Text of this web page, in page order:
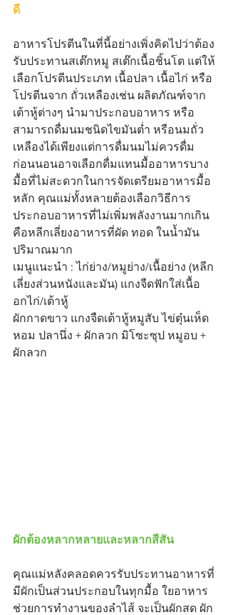
ดี
อาหารโปรตีนในที่นี้อย่างเพิ่งคิดไปว่าต้อง
รับประทานสเต๊กหมู สเต๊กเนื้อชิ้นโต แต่ให้
เลือกโปรตีนประเภท เนื้อปลา เนื้อไก่ หรือ
โปรตีนจาก ถั่วเหลืองเช่น ผลิตภัณฑ์จาก
เต้าหู้ต่างๆ นำมาประกอบอาหาร หรือ
สามารถดื่มนมชนิดไขมันต่ำ หรือนมถั่ว
เหลืองได้เพียงแต่การดื่มนมไม่ควรดื่ม
ก่อนนอนอาจเลือกดื่มแทนมื้ออาหารบาง
มื้อที่ไม่สะดวกในการจัดเตรียมอาหารมื้อ
หลัก คุณแม่ทั้งหลายต้องเลือกวิธีการ
ประกอบอาหารที่ไม่เพิ่มพลังงานมากเกิน
คือหลีกเลี่ยงอาหารที่ผัด ทอด ในน้ำมัน
ปริมาณมาก
เมนูแนะนำ : ไก่ย่าง/หมูย่าง/เนื้อย่าง (หลีก
เลี่ยงส่วนหนังและมัน) แกงจืดฟักใส่เนื้อ
อกไก่/เต้าหู้
ผักกาดขาว แกงจืดเต้าหู้หมูสับ ไข่ตุ๋นเห็ด
หอม ปลานึ่ง + ผักลวก มิโซะซุป หมูอบ +
ผักลวก
ผักต้องหลากหลายและหลากสีสัน
คุณแม่หลังคลอดควรรับประทานอาหารที่
มีผักเป็นส่วนประกอบในทุกมื้อ ใยอาหาร
ช่วยการทำงานของลำไส้ จะเป็นผักสด ผัก